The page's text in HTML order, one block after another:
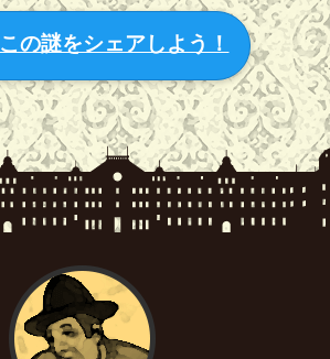
この謎をシェアしよう！